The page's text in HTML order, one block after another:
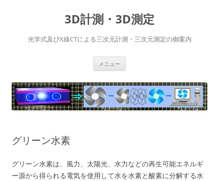
3D計測・3D測定
光学式及びX線CTによる三次元計測・三次元測定の御案内
メニュー
グリーン水素
グリーン水素は、風力、太陽光、水力などの再生可能エネルギ
ー源から得られる電気を使用して水を水素と酸素に分解する水